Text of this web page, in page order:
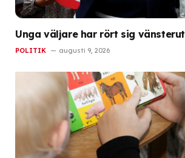
Unga väljare har rört sig vänsterut
POLITIK augusti 9, 2026